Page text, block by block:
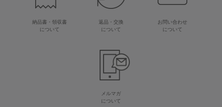
納品書・領収書
について
返品・交換
について
お問い合わせ
について
メルマガ
について